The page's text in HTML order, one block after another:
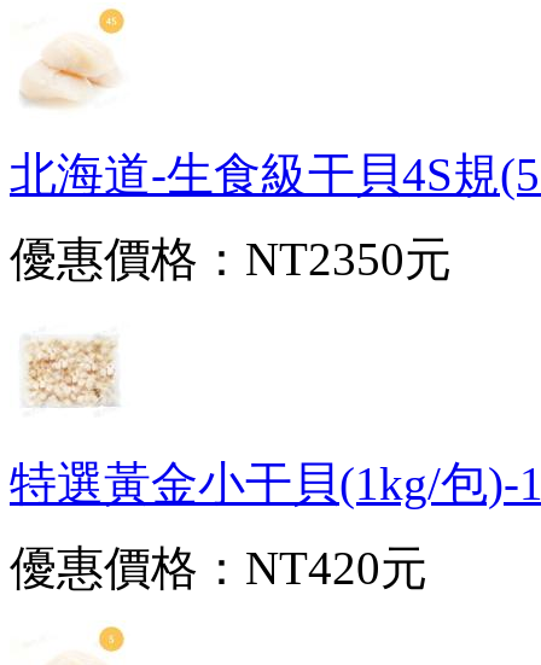
北海道-生食級干貝4S規
優惠價格： NT2350元
特選黃金小干貝(1kg/包)-
優惠價格： NT420元